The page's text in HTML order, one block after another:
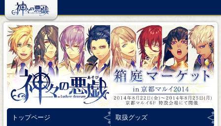
トップページ
取扱グッズ